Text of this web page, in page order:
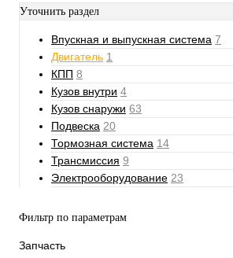
Уточнить раздел
Впускная и выпускная система 7
Двигатель 1
КПП 8
Кузов внутри 4
Кузов снаружи 63
Подвеска 20
Тормозная система 14
Трансмиссия 9
Электрооборудование 23
Фильтр по параметрам
Запчасть